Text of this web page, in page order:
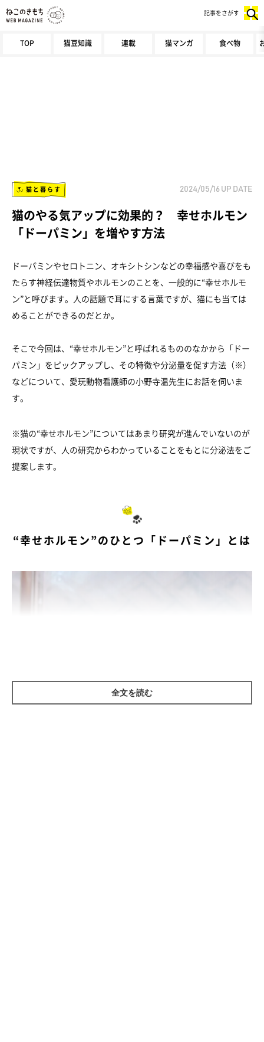
TOP 猫豆知識 連載 猫マンガ 食べ物
記事をさがす
猫と暮らす 2024/05/16 UP DATE
猫のやる気アップに効果的？ 幸せホルモン
「ドーパミン」を増やす方法
ドーパミンやセロトニン、オキシトシンなどの幸福感や喜びをも
たらす神経伝達物質やホルモンのことを、一般的に“幸せホルモ
ン”と呼びます。人の話題で耳にする言葉ですが、猫にも当ては
めることができるのだとか。
そこで今回は、“幸せホルモン”と呼ばれるもののなかから「ドー
パミン」をピックアップし、その特徴や分泌量を促す方法（※）
などについて、愛玩動物看護師の小野寺温先生にお話を伺いま
す。
※猫の“幸せホルモン”についてはあまり研究が進んでいないのが
現状ですが、人の研究からわかっていることをもとに分泌法をご
提案します。
“幸せホルモン”のひとつ「ドーパミン」とは
全文を読む